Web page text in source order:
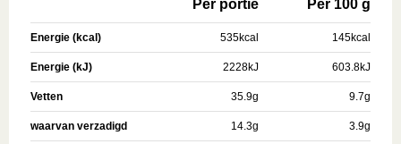
Per portie Per 100 g
Energie (kcal) 535kcal 145kcal
Energie (kJ) 2228kJ 603.8kJ
Vetten 35.9g 9.7g
waarvan verzadigd 14.3g 3.9g